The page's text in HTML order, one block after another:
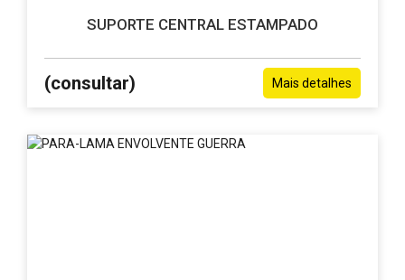
SUPORTE CENTRAL ESTAMPADO
(consultar) Mais detalhes